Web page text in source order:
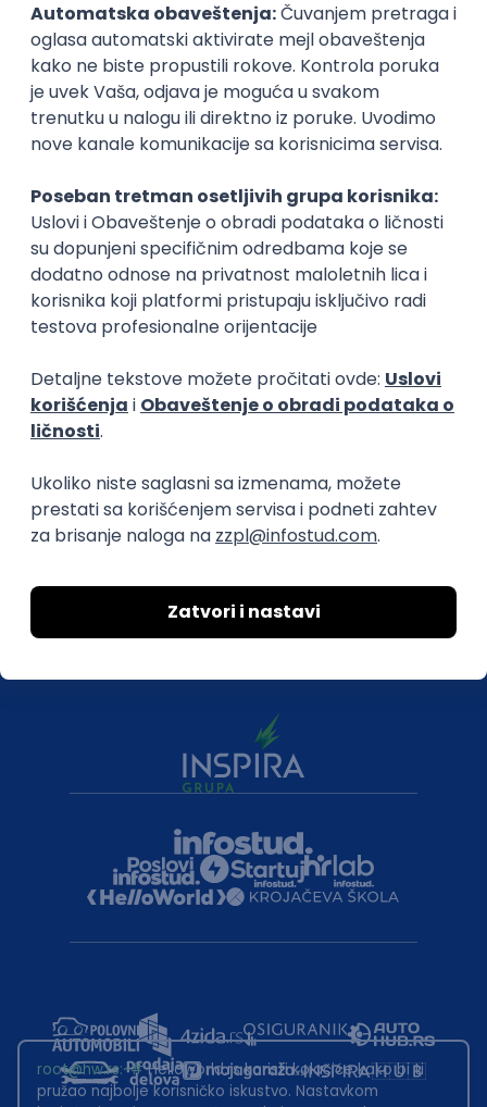
Okupljamo IT zajednicu, podižemo
transparentnost domaćeg IT tržišta rada i
efikasno spajamo kandidate i poslodavce.
O nama
Za poslodavce
Za medije
Kontakt
root@hw.rs:~#Helloworld.rs koristi kolačiće kako bi ti
pružao najbolje korisničko iskustvo. Nastavkom